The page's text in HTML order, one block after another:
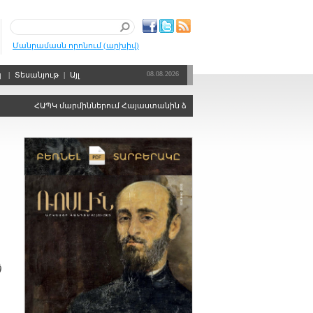
Մանրամասն որոնում (արխիվ)
| Տեսանյութ | Այլ 08.08.2026
ՀԱՊԿ մարմիններում Հայաստանին ձայնի իրավունքից զրկելու